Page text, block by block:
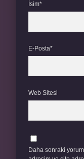
İsim*
E-Posta*
Web Sitesi
Daha sonraki